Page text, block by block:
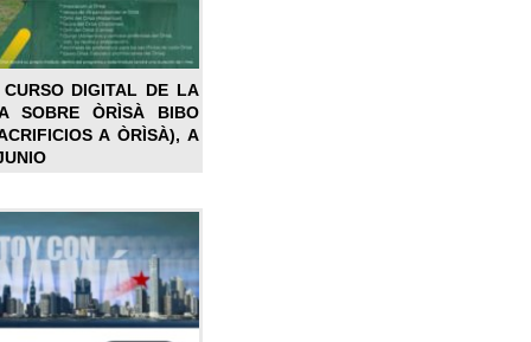
DIGITAL DE LA
SOBRE ÒRÌSÀ BIBO
A ÒRÌSÀ), A